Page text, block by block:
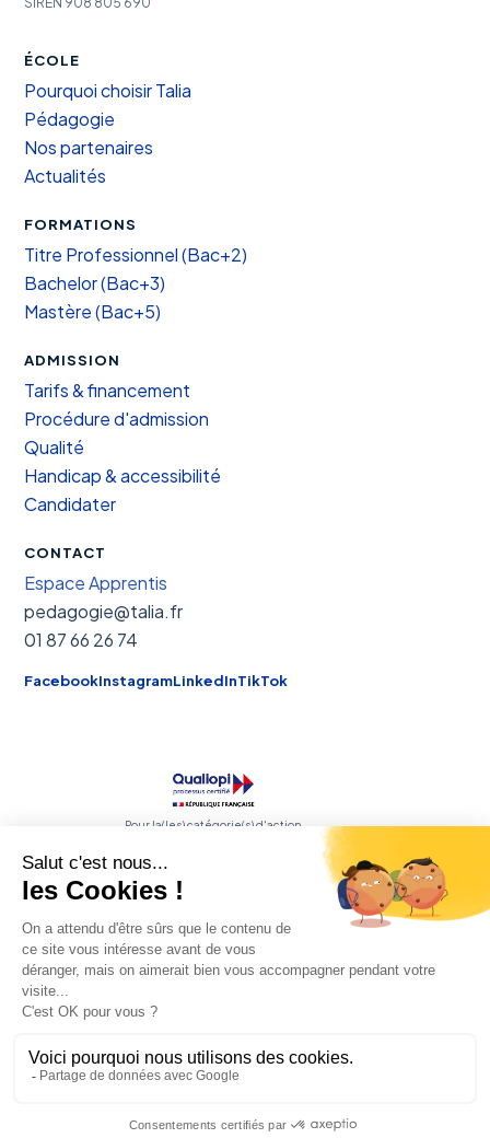
ÉCOLE
Pourquoi choisir Talia
Pédagogie
Nos partenaires
Actualités
FORMATIONS
Titre Professionnel (Bac+2)
Bachelor (Bac+3)
Mastère (Bac+5)
ADMISSION
Tarifs & financement
Procédure d'admission
Qualité
Handicap & accessibilité
Candidater
CONTACT
Espace Apprentis
pedagogie@talia.fr
01 87 66 26 74
FacebookInstagramLinkedInTikTok
Pour la(les) catégorie(s) d'action
Les actions de formation par apprentissage
RNCP
Certifications professionnelles
© 2026 Talia. Tous droits réservés.
SIRET 908 805 690 00017NDA 11 75 64 86 775